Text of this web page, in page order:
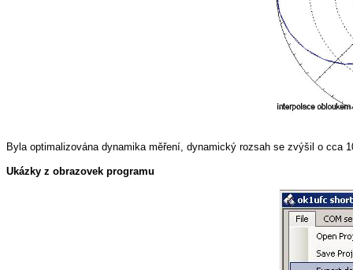
Byla optimalizována dynamika měření, dynamický rozsah se zvýšil o cca
Ukázky z obrazovek programu